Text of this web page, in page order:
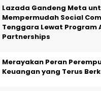
Lazada Gandeng Meta
Mempermudah Social
Tenggara Lewat Program
Partnerships
Merayakan Peran
Keuangan yang Terus